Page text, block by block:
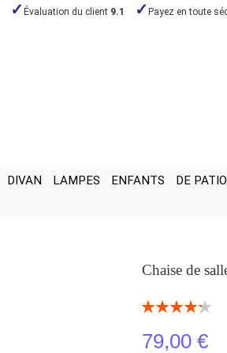
Évaluation du client 9.1 Payez en toute
DIVAN LAMPES ENFANTS
DE PATIO
Chaise de
Notation:
79,00 €